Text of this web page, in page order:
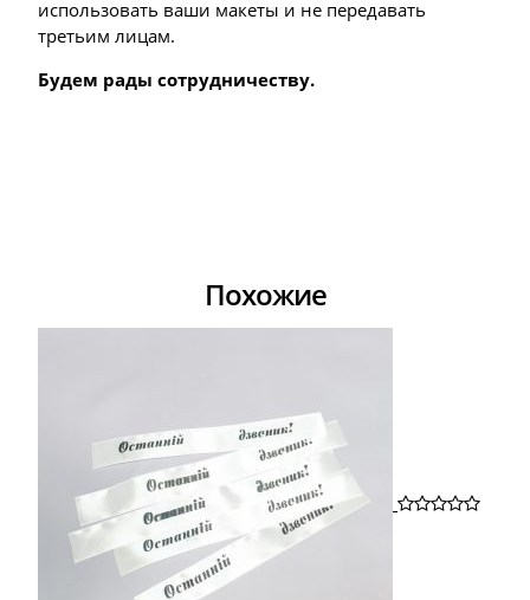
использовать ваши макеты и не передавать
третьим лицам.
Будем рады сотрудничеству.
Похожие